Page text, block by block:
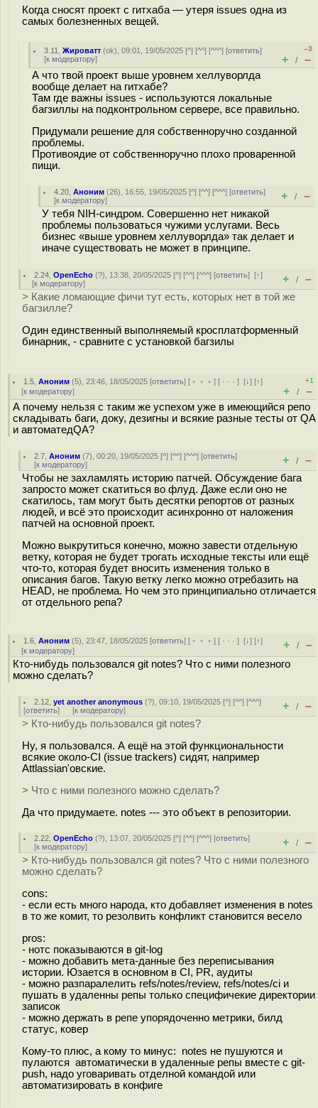
Когда сносят проект с гитхаба — утеря issues одна из
самых болезненных вещей.
3.11 ,Жироватт (ok), 09:01, 19/05/2025 [^] [^^] [^^^] [ответить]
[к модератору]
–3
+ / –
А что твой проект выше уровнем хеллуворлда
вообще делает на гитхабе?
Там где важны issues - используются локальные
багзиллы на подконтрольном сервере, все правильно.
Придумали решение для собственноручно созданной
проблемы.
Противоядие от собственноручно плохо проваренной
пищи.
4.20 ,Аноним (26), 16:55, 19/05/2025 [^] [^^] [^^^] [ответить]
[к модератору] + / –
У тебя NIH-синдром. Совершенно нет никакой
проблемы пользоваться чужими услугами. Весь
бизнес «выше уровнем хеллуворлда» так делает и
иначе существовать не может в принципе.
2.24 ,OpenEcho (?), 13:38, 20/05/2025 [^] [^^] [^^^] [ответить][↑]
[к модератору] + / –
> Какие ломающие фичи тут есть, которых нет в той же
багзилле?
Один единственный выполняемый кросплатформенный
бинарник, - сравните с установкой багзилы
1.5 ,Аноним (5), 23:46, 18/05/2025 [ответить] [ ﹢﹢﹢] [ · · ·][↓] [↑]
[к модератору]
+1
+ / –
А почему нельзя с таким же успехом уже в имеющийся репо
складывать баги, доку, дезигны и всякие разные тесты от QA
и автоматедQA?
2.7 ,Аноним (7), 00:20, 19/05/2025 [^] [^^] [^^^] [ответить]
[к модератору] + / –
Чтобы не захламлять историю патчей. Обсуждение бага
запросто может скатиться во флуд. Даже если оно не
скатилось, там могут быть десятки репортов от разных
людей, и всё это происходит асинхронно от наложения
патчей на основной проект.
Можно выкрутиться конечно, можно завести отдельную
ветку, которая не будет трогать исходные тексты или ещё
что-то, которая будет вносить изменения только в
описания багов. Такую ветку легко можно отребазить на
HEAD, не проблема. Но чем это принципиально отличается
от отдельного репа?
1.6 ,Аноним (5), 23:47, 18/05/2025 [ответить] [ ﹢﹢﹢] [ · · ·][↓] [↑]
[к модератору] + / –
Кто-нибудь пользовался git notes? Что с ними полезного
можно сделать?
2.12 ,yet another anonymous (?), 09:10, 19/05/2025 [^] [^^] [^^^]
[ответить] [к модератору] + / –
> Кто-нибудь пользовался git notes?
Ну, я пользовался. А ещё на этой функциональности
всякие около-CI (issue trackers) сидят, например
Attlassian'овские.
> Что с ними полезного можно сделать?
Да что придумаете. notes --- это объект в репозитории.
2.22 ,OpenEcho (?), 13:07, 20/05/2025 [^] [^^] [^^^] [ответить]
[к модератору] + / –
> Кто-нибудь пользовался git notes? Что с ними полезного
можно сделать?
cons:
- если есть много народа, кто добавляет изменения в notes
в то же комит, то резолвить конфликт становится весело
pros:
- нотс показываются в git-log
- можно добавить мета-данные без переписывания
истории. Юзается в основном в CI, PR, аудиты
- можно разпаралелить refs/notes/review, refs/notes/ci и
пушать в удаленны репы только специфичекие директории
записок
- можно держать в репе упорядоченно метрики, билд
статус, ковер
Кому-то плюс, а кому то минус: notes не пушуются и
пулаются автоматически в удаленные репы вместе с git-
push, надо уговаривать отделной командой или
автоматизировать в конфиге